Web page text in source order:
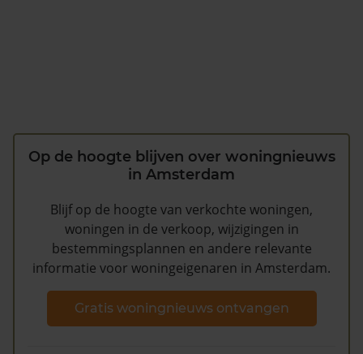
Op de hoogte blijven over woningnieuws
in Amsterdam
Blijf op de hoogte van verkochte woningen,
woningen in de verkoop, wijzigingen in
bestemmingsplannen en andere relevante
informatie voor woningeigenaren in Amsterdam.
Gratis woningnieuws ontvangen